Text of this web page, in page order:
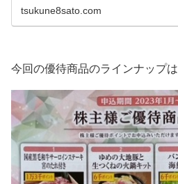
tsukune8sato.com
今回の優待商品のラインナップは